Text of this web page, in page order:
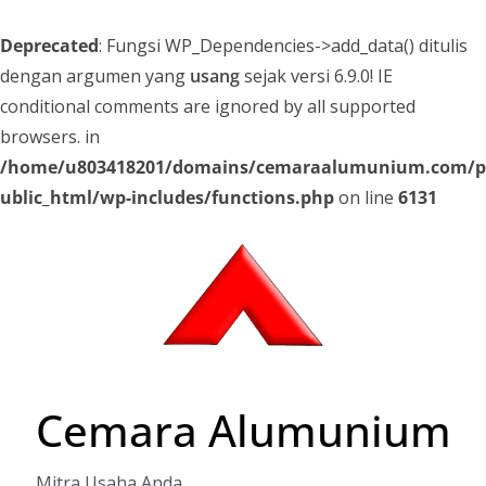
Deprecated: Fungsi WP_Dependencies->add_data() ditulis
dengan argumen yang usangsejak versi 6.9.0! IE
conditional comments are ignored by all supported
browsers. in
/home/u803418201/domains/cemaraalumunium.com/p
ublic_html/wp-includes/functions.phpon line 6131
Cemara Alumunium